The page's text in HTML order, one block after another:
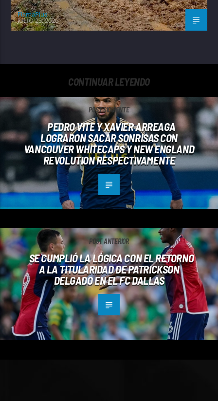
FlamaPlus
JULIO 23, 2026
CONTINUAR LEYENDO
POST SIGUIENTE
PEDRO VITE Y XAVIER ARREAGA
LOGRARON SACAR SONRISAS CON
VANCOUVER WHITECAPS Y NEW ENGLAND
REVOLUTION RESPECTIVAMENTE
POST ANTERIOR
SE CUMPLIÓ LA LÓGICA CON EL RETORNO
A LA TITULARIDAD DE PATRICKSON
DELGADO EN EL FC DALLAS